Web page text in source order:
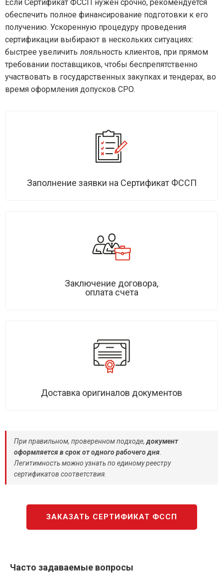
Если Сертификат ФССП нужен срочно, рекомендуется
обеспечить полное финансирование подготовки к его
получению. Ускоренную процедуру проведения
сертификации выбирают в нескольких ситуациях:
быстрее увеличить лояльность клиентов, при прямом
требовании поставщиков, чтобы беспрепятственно
участвовать в государственных закупках и тендерах, во
время оформления допусков СРО.
Заполнение заявки на Сертификат ФССП
Заключение договора,
оплата счета
Доставка оригиналов документов
При правильном, проверенном подходе,документ
оформляется в срок от одного рабочего дня.
Легитимность можно узнать по единому реестру
сертификатов соответствия.
ЗАКАЗАТЬ СЕРТИФИКАТ ФССП
Часто задаваемые вопросы